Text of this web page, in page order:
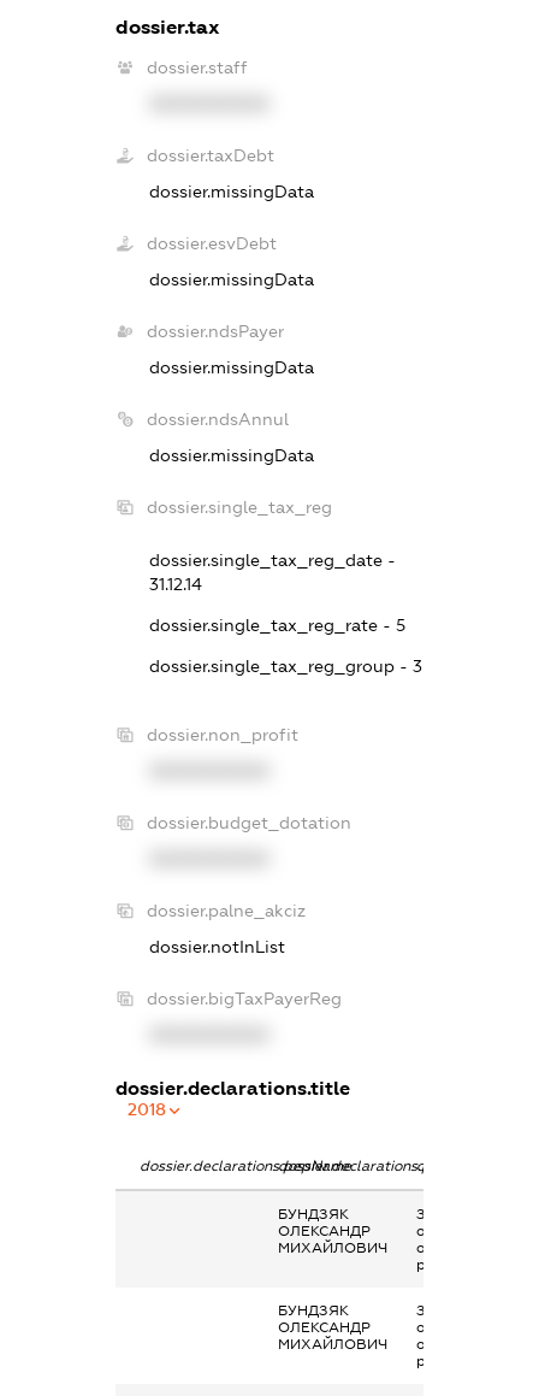
dossier.tax
dossier.staff
dossier.taxDebt
dossier.missingData
dossier.esvDebt
dossier.missingData
dossier.ndsPayer
dossier.missingData
dossier.ndsAnnul
dossier.missingData
dossier.single_tax_reg
dossier.single_tax_reg_date -
31.12.14
dossier.single_tax_reg_rate - 5
dossier.single_tax_reg_group - 3
dossier.non_profit
dossier.budget_dotation
dossier.palne_akciz
dossier.notInList
dossier.bigTaxPayerReg
dossier.declarations.title
2018
dossier.declarations.pepNamedossier.declarations.personName
БУНДЗЯК
ОЛЕКСАНДР
МИХАЙЛОВИЧ
Заробітна плата
отримана за
основним місцем
роботи
БУНДЗЯК
ОЛЕКСАНДР
МИХАЙЛОВИЧ
Заробітна плата
отримана за
основним місцем
роботи